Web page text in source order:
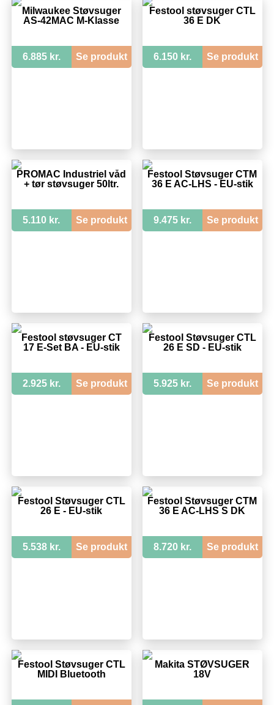
Milwaukee Støvsuger
AS-42MAC M-Klasse
6.885 kr. Se produkt
Festool støvsuger CTL
36 E DK
6.150 kr. Se produkt
PROMAC Industriel våd
+ tør støvsuger 50ltr.
5.110 kr. Se produkt
Festool Støvsuger CTM
36 E AC-LHS - EU-stik
9.475 kr. Se produkt
Festool støvsuger CT
17 E-Set BA - EU-stik
2.925 kr. Se produkt
Festool Støvsuger CTL
26 E SD - EU-stik
5.925 kr. Se produkt
Festool Støvsuger CTL
26 E - EU-stik
5.538 kr. Se produkt
Festool Støvsuger CTM
36 E AC-LHS S DK
8.720 kr. Se produkt
Festool Støvsuger CTL
MIDI Bluetooth
Makita STØVSUGER
18V